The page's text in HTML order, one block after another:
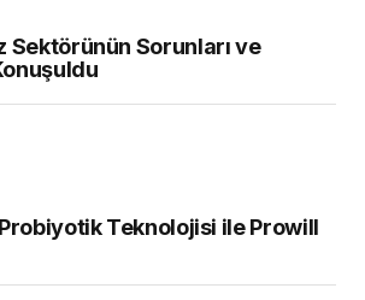
Sektörünün Sorunları ve
Teknolojisi ile Prowill